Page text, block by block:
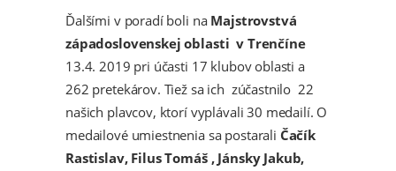
Ďalšími v poradí boli na Majstrovstvá
západoslovenskej oblasti v Trenčíne
13.4. 2019 pri účasti 17 klubov oblasti a
262 pretekárov. Tiež sa ich zúčastnilo 22
našich plavcov, ktorí vyplávali 30 medailí. O
medailové umiestnenia sa postarali Čačík
Rastislav, Filus Tomáš , Jánsky Jakub,